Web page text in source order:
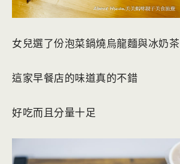
女兒選了份泡菜鍋燒烏龍麵與冰奶茶
這家早餐店的味道真的不錯
好吃而且分量十足